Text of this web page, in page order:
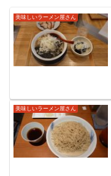
美味しいラーメン屋さん
美味しいラーメン屋さん